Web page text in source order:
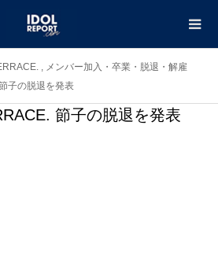
, メンバー加入・卒業・脱退・解雇
子の脱退を発表
節子の脱退を発表